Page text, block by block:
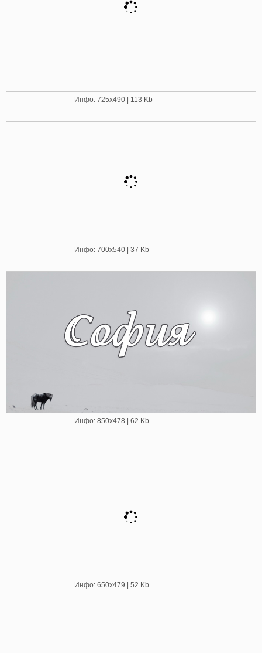
Инфо: 725х490 | 113 Kb
Инфо: 700х540 | 37 Kb
Инфо: 850х478 | 62 Kb
Инфо: 650х479 | 52 Kb